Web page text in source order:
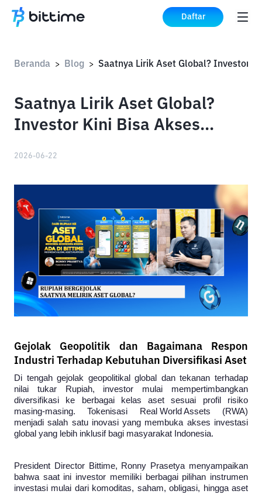
Daftar
Beranda > Blog >
Saatnya Lirik Aset Global?
Investor Kini Bisa Akses
2026-06-22
Gejolak Geopolitik dan Bagaimana Respon
Industri Terhadap Kebutuhan Diversifikasi Aset
Di tengah gejolak geopolitikal global dan tekanan terhadap
nilai tukar Rupiah, investor mulai mempertimbangkan
diversifikasi ke berbagai kelas aset sesuai profil risiko
masing-masing. Tokenisasi
Real World Assets (RWA)
menjadi salah satu inovasi yang membuka akses investasi
global yang lebih inklusif bagi masyarakat Indonesia.
President Director Bittime, Ronny Prasetya menyampaikan
bahwa saat ini investor memiliki berbagai pilihan instrumen
investasi mulai dari komoditas, saham, obligasi, hingga aset